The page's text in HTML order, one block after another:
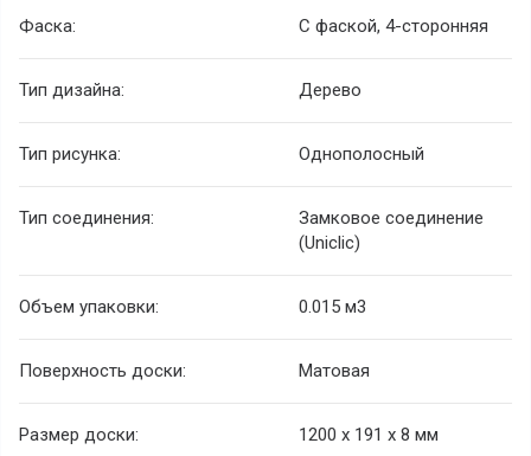
Фаска: С фаской, 4-сторонняя
Тип дизайна: Дерево
Тип рисунка: Однополосный
Тип соединения:
Замковое соединение
(Uniclic)
Объем упаковки: 0.015 м3
Поверхность доски: Матовая
Размер доски: 1200 х 191 х 8 мм